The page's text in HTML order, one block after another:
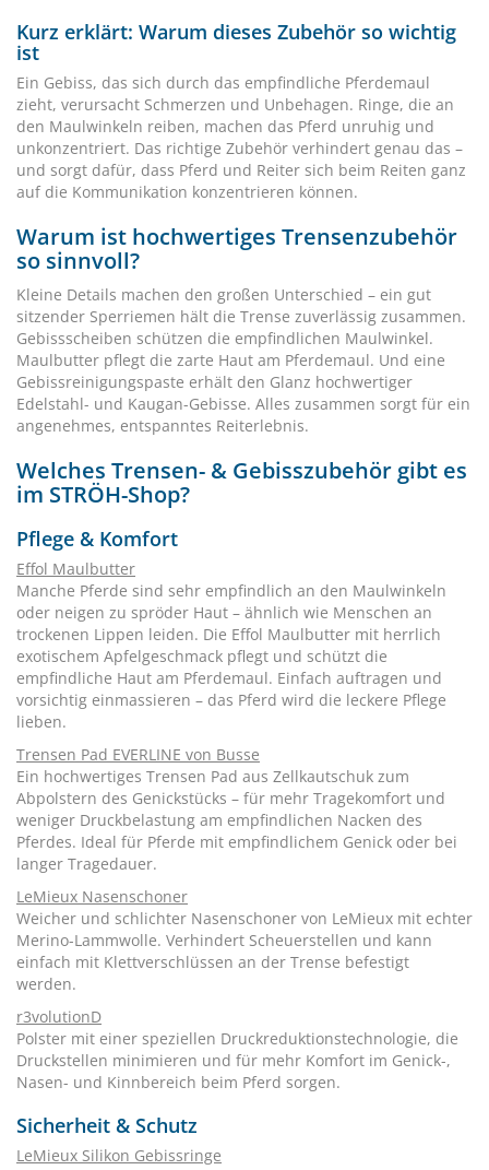
Kurz erklärt: Warum dieses Zubehör so wichtig
ist
Ein Gebiss, das sich durch das empfindliche Pferdemaul
zieht, verursacht Schmerzen und Unbehagen. Ringe, die an
den Maulwinkeln reiben, machen das Pferd unruhig und
unkonzentriert. Das richtige Zubehör verhindert genau das –
und sorgt dafür, dass Pferd und Reiter sich beim Reiten ganz
auf die Kommunikation konzentrieren können.
Warum ist hochwertiges Trensenzubehör
so sinnvoll?
Kleine Details machen den großen Unterschied – ein gut
sitzender Sperriemen hält die Trense zuverlässig zusammen.
Gebissscheiben schützen die empfindlichen Maulwinkel.
Maulbutter pflegt die zarte Haut am Pferdemaul. Und eine
Gebissreinigungspaste erhält den Glanz hochwertiger
Edelstahl- und Kaugan-Gebisse. Alles zusammen sorgt für ein
angenehmes, entspanntes Reiterlebnis.
Welches Trensen- & Gebisszubehör gibt es
im STRÖH-Shop?
Pflege & Komfort
Effol Maulbutter
Manche Pferde sind sehr empfindlich an den Maulwinkeln
oder neigen zu spröder Haut – ähnlich wie Menschen an
trockenen Lippen leiden. Die Effol Maulbutter mit herrlich
exotischem Apfelgeschmack pflegt und schützt die
empfindliche Haut am Pferdemaul. Einfach auftragen und
vorsichtig einmassieren – das Pferd wird die leckere Pflege
lieben.
Trensen Pad EVERLINE von Busse
Ein hochwertiges Trensen Pad aus Zellkautschuk zum
Abpolstern des Genickstücks – für mehr Tragekomfort und
weniger Druckbelastung am empfindlichen Nacken des
Pferdes. Ideal für Pferde mit empfindlichem Genick oder bei
langer Tragedauer.
LeMieux Nasenschoner
Weicher und schlichter Nasenschoner von LeMieux mit echter
Merino-Lammwolle. Verhindert Scheuerstellen und kann
einfach mit Klettverschlüssen an der Trense befestigt
werden.
r3volutionD
Polster mit einer speziellen Druckreduktionstechnologie, die
Druckstellen minimieren und für mehr Komfort im Genick-,
Nasen- und Kinnbereich beim Pferd sorgen.
Sicherheit & Schutz
LeMieux Silikon Gebissringe